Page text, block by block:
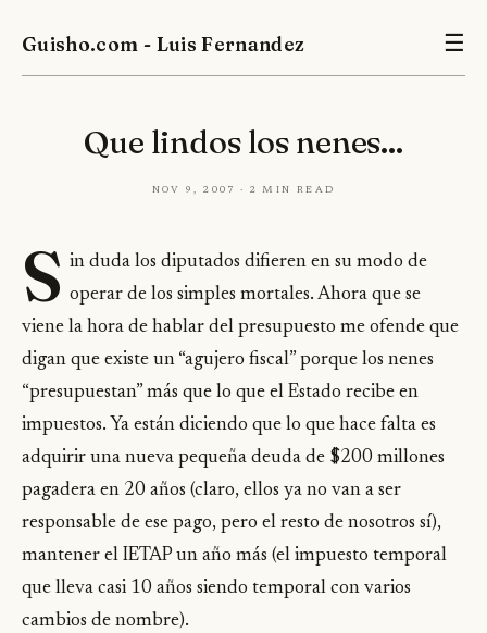
Guisho.com - Luis Fernandez ☰
Que lindos los nenes...
Nov 9, 2007 · 2 min read
S in duda los diputados difieren en su modo de
operar de los simples mortales. Ahora que se
viene la hora de hablar del presupuesto me ofende que
digan que existe un “agujero fiscal” porque los nenes
“presupuestan” más que lo que el Estado recibe en
impuestos. Ya están diciendo que lo que hace falta es
adquirir una nueva pequeña deuda de $200 millones
pagadera en 20 años (claro, ellos ya no van a ser
responsable de ese pago, pero el resto de nosotros sí),
mantener el IETAP un año más (el impuesto temporal
que lleva casi 10 años siendo temporal con varios
cambios de nombre).